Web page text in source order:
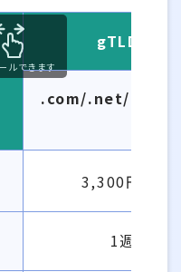
gTLDドメ
.com/.net/.org/
3,300円（税込
1週間前
ルできます